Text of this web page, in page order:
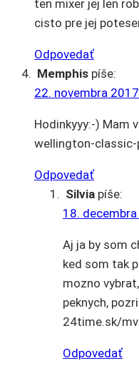
ten mixer jej len
cisto pre jej
Odpovedať
Memphis píše:
22. novembra
Hodinkyyy:-) Mam
wellington-
Odpovedať
Silvia píše:
18.
Aj ja by som
ked som tak
mozno
peknych,
24time.sk/
Odpovedať